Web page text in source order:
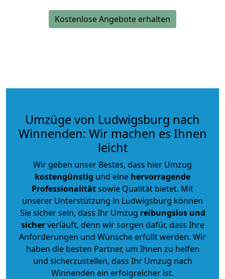
Kostenlose Angebote erhalten
Umzüge von Ludwigsburg nach
Winnenden: Wir machen es Ihnen
leicht
Wir geben unser Bestes, dass hier Umzug
kostengünstig und eine hervorragende
Professionalitätsowie Qualität bietet. Mit
unserer Unterstützung in Ludwigsburg können
Sie sicher sein, dass Ihr Umzug reibungslos und
sicherverläuft, denn wir sorgen dafür, dass Ihre
Anforderungen und Wünsche erfüllt werden. Wir
haben die besten Partner, um Ihnen zu helfen
und sicherzustellen, dass Ihr Umzug nach
Winnenden ein erfolgreicher ist.